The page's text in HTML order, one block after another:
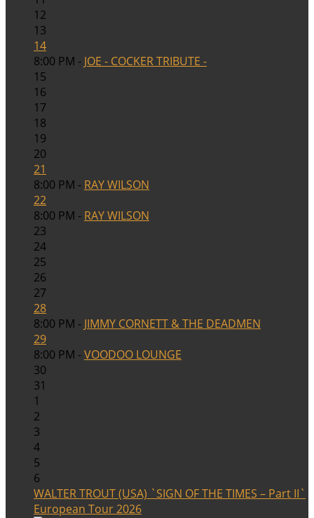
12
13
14
8:00 PM - JOE - COCKER TRIBUTE -
15
16
17
18
19
20
21
8:00 PM - RAY WILSON
22
8:00 PM - RAY WILSON
23
24
25
26
27
28
8:00 PM - JIMMY CORNETT & THE DEADMEN
29
8:00 PM -VOODOO LOUNGE
30
31
1
2
3
4
5
6
WALTER TROUT (USA) `SIGN OF THE TIMES – Part II`
European Tour 2026